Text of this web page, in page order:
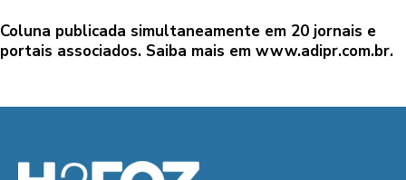
Coluna publicada simultaneamente em 20 jornais e
portais associados. Saiba mais em www.adipr.com.br.